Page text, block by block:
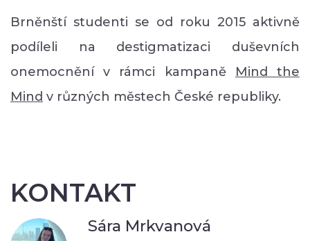
Brněnští studenti se od roku 2015 aktivně
podíleli na destigmatizaci duševních
onemocnění v rámci kampaně Mind the
Mind v různých městech České republiky.
KONTAKT
Sára Mrkvanová